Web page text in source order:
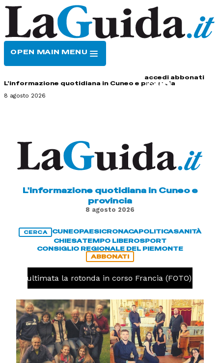
OPEN MAIN MENU
accedi abbonati
L'informazione quotidiana in Cuneo e provincia
8 agosto 2026
L'informazione quotidiana in Cuneo e
provincia
8 agosto 2026
CERCA CUNEOPAESICRONACAPOLITICASANITÀ
CHIESATEMPO LIBEROSPORT
CONSIGLIO REGIONALE DEL PIEMONTE
ABBONATI
ultimata la rotonda in corso Francia (FOTO)